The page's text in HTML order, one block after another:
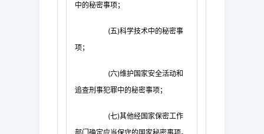
中的秘密事项；
(五)科学技术中的秘密事
项；
(六)维护国家安全活动和
追查刑事犯罪中的秘密事项；
(七)其他经国家保密工作